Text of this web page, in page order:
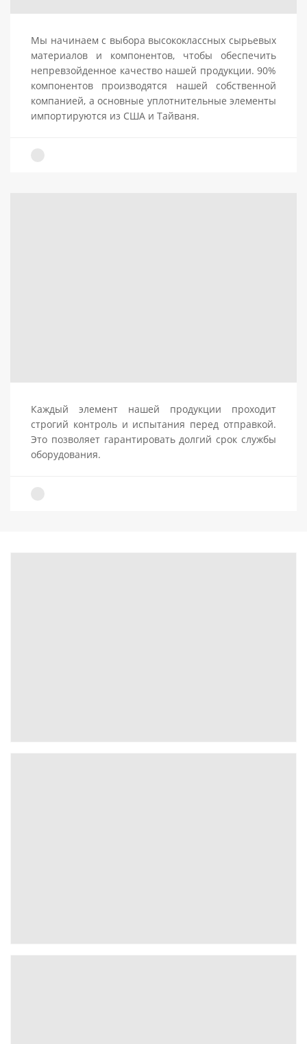
Мы начинаем с выбора высококлассных сырьевых
материалов и компонентов, чтобы обеспечить
непревзойденное качество нашей продукции. 90%
компонентов производятся нашей собственной
компанией, а основные уплотнительные элементы
импортируются из США и Тайваня.
Каждый элемент нашей продукции проходит
строгий контроль и испытания перед отправкой.
Это позволяет гарантировать долгий срок службы
оборудования.